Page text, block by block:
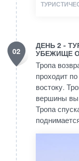
02
ДЕНЬ 2 -
УБЕЖИЩЕ
Тропа
проходит
востоку.
вершины вы
Тропа